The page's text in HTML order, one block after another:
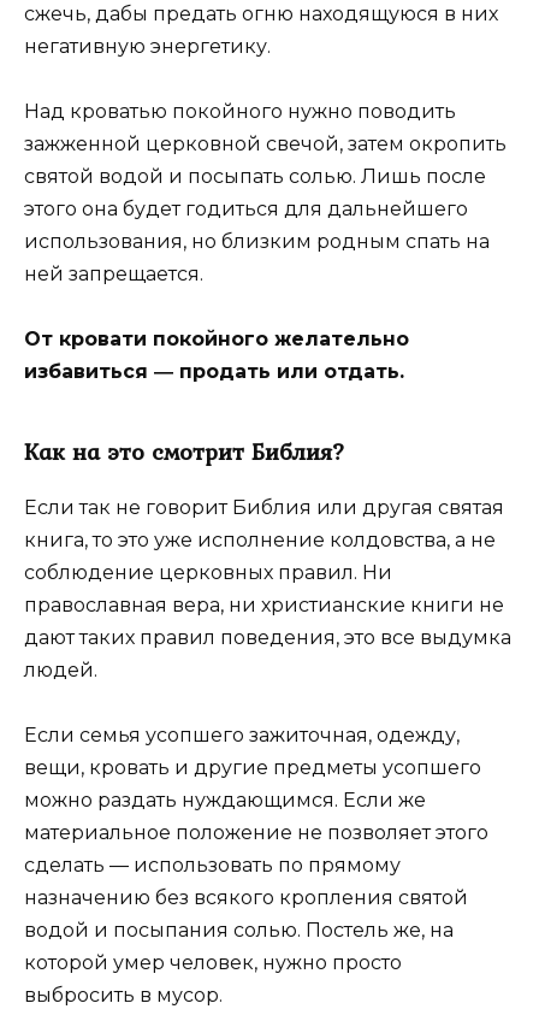
сжечь, дабы предать огню находящуюся в них
негативную энергетику.
Над кроватью покойного нужно поводить
зажженной церковной свечой, затем окропить
святой водой и посыпать солью. Лишь после
этого она будет годиться для дальнейшего
использования, но близким родным спать на
ней запрещается.
От кровати покойного желательно
избавиться ― продать или отдать.
Как на это смотрит Библия?
Если так не говорит Библия или другая святая
книга, то это уже исполнение колдовства, а не
соблюдение церковных правил. Ни
православная вера, ни христианские книги не
дают таких правил поведения, это все выдумка
людей.
Если семья усопшего зажиточная, одежду,
вещи, кровать и другие предметы усопшего
можно раздать нуждающимся. Если же
материальное положение не позволяет этого
сделать ― использовать по прямому
назначению без всякого кропления святой
водой и посыпания солью. Постель же, на
которой умер человек, нужно просто
выбросить в мусор.